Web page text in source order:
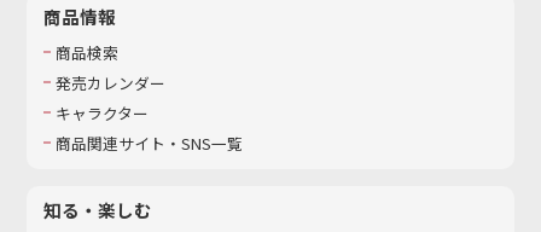
商品情報
商品検索
発売カレンダー
キャラクター
商品関連サイト・SNS一覧
知る・楽しむ